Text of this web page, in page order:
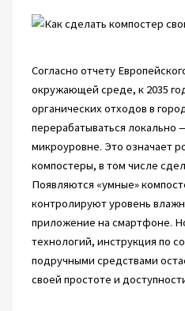
Согласно отчету
окружающей среде, к 2035
органических отходов в
перерабатываться локально
микроуровне. Это означает
компостеры, в том числе
Появляются «умные»
контролируют уровень
приложение на смартфоне.
технологий, инструкция по
подручными средствами
своей простоте и